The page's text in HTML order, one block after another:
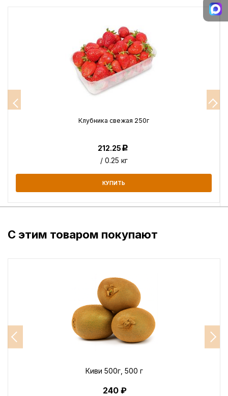
Клубника свежая 250г
212.25Р
/ 0.25 кг
КУПИТЬ
С этим товаром покупают
Киви 500г, 500 г
240